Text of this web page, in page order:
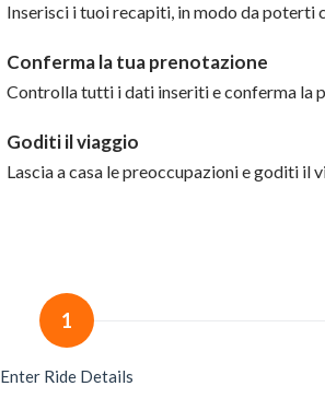
Inserisci i tuoi recapiti, in modo da poterti
Conferma la tua prenotazione
Controlla tutti i dati inseriti e conferma la
Goditi il viaggio
Lascia a casa le preoccupazioni e goditi il
1
Enter Ride Details